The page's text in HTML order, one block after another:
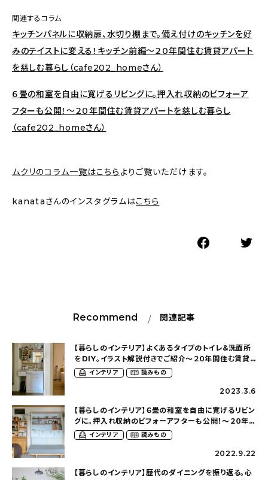
関連するコラム
キッチンパネルに収納扉、水切り棚まで。備え付けのキッチンを好
みのテイストに変える！キッチン前編〜２０年間住む賃貸アパート
を慈しむ暮らし（cafe202_homeさん）
６畳の和室を自由に寛げるリビングに。押入れ収納のビフォーア
フターも公開！〜２０年間住む賃貸アパートを慈しむ暮らし
（cafe202_homeさん）
ムクリのコラム一覧はこちら よりご覧いただけます。
kanataさんのインスタグラムはこちら
Recommend 関連記事
【暮らしのインテリア】よくあるタイプのトイレ&洗面所
をDIY。イラスト解説付きでご紹介〜２０年間住む賃貸
アパートを慈しむ暮らし（cafe202_homeさん）
インテリア 読みもの
2023.3.6
【暮らしのインテリア】６畳の和室を自由に寛げるリビン
グに。押入れ収納のビフォーアフターも公開！〜２０年
間住む賃貸アパートを慈しむ暮らし
（cafe202_homeさん）
インテリア 読みもの
2022.9.22
【暮らしのインテリア】歴代のダイニングを振り返る。心